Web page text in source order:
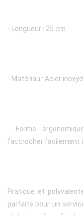
- Longueur : 25 cm.
- Matériau : Acier
- Forme
l’accrocher facilement
Pratique et
parfaite pour un